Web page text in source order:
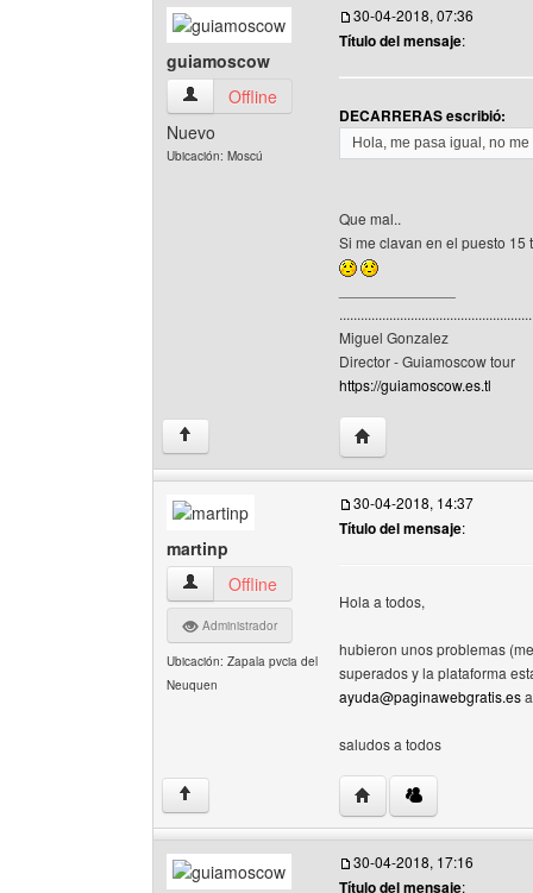
guiamoscow
guiamoscow Ver perfil del usuario
Offline
Nuevo
Ubicación: Moscú
30-04-2018, 07:36
Título del mensaje:
DECARRERAS escribió:
Hola, me pasa igual, no
Que mal..
Si me clavan en el puesto
Miguel Gonzalez
Director - Guiamoscow tour
https://guiamoscow.es.tl
↑ Visitar sitio web del
martinp
martinp Ver perfil del usuario
Offline
Administrador
Ubicación: Zapala pvcia del
Neuquen
30-04-2018, 14:37
Título del mensaje:
Hola a todos,
hubieron unos problemas
superados y la plataforma
ayuda@paginawebgratis.es
saludos a todos
↑ Visitar sitio web del
30-04-2018, 17:16
Título del mensaje: